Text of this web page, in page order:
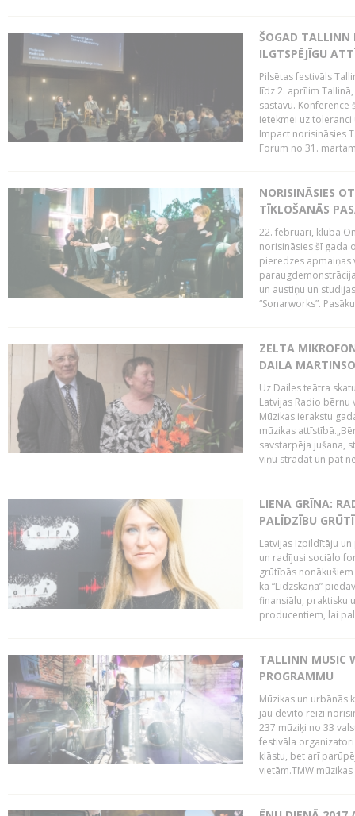
ŠOGAD TALLINN
ILGTSPĒJĪGU
Pilsētas festivāls
līdz 2. aprīlim
sastāvu.
ietekmei uz
Impact norisināsies
Forum no 31.
NORISINĀSIES
TĪKLOŠANĀS
22. februārī, klubā
norisināsies šī gada
pieredzes apmaiņas
un austiņu un
“Sonarworks”.
ZELTA
DAILA
Uz Dailes teātra
Latvijas Radio
Mūzikas ierakstu
mūzikas
savstarpēja jušana,
viņu strādāt un pat
LIENA GRĪNA:
PALĪDZĪBU
Latvijas Izpildītāju
un radījusi sociālo
grūtībās
ka “Līdzskaņa”
finansiālu, praktisku
producentiem, lai
TALLINN MUSIC
PROGRAMMU
Mūzikas un urbānās
jau devīto reizi
237 mūziķi no 33
festivāla
klāstu, bet arī
vietām.TMW